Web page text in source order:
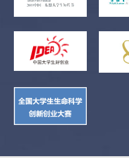
油大学（华东）举办全国终
问两个环节，由大赛组委会
级奖、优秀指导教师奖和优
奖、一等奖、二等奖、三等
书。各等级的获奖比例由大赛
表现突出的个人和单位进行提
九、联系方式大赛联系人： 王
大赛邮箱：nogstedc@163.com